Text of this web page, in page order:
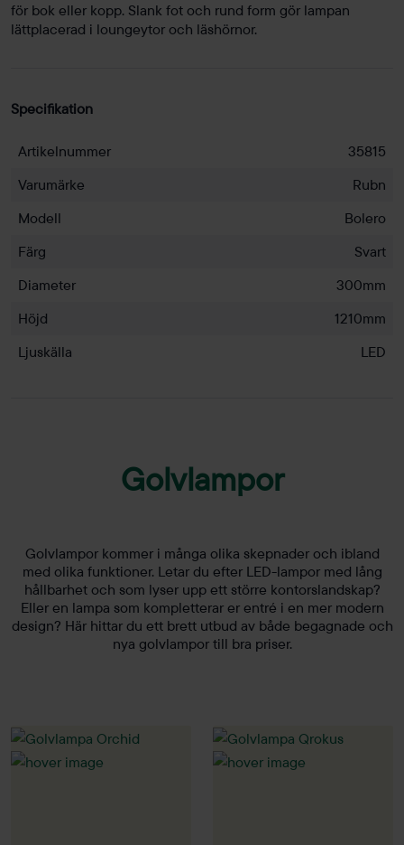
för bok eller kopp. Slank fot och rund form gör lampan
lättplacerad i loungeytor och läshörnor.
Specifikation
Artikelnummer
35815
Varumärke
Rubn
Modell
Bolero
Färg
Svart
Diameter
300mm
Höjd
1210mm
Ljuskälla
LED
Golvlampor
Golvlampor kommer i många olika skepnader och ibland
med olika funktioner. Letar du efter LED-lampor med lång
hållbarhet och som lyser upp ett större kontorslandskap?
Eller en lampa som kompletterar er entré i en mer modern
design? Här hittar du ett brett utbud av både begagnade och
nya golvlampor till bra priser.